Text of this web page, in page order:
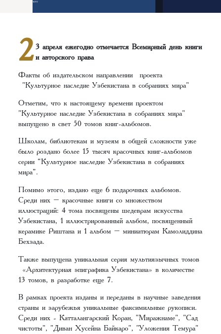
2 3 апреля ежегодно отмечается Всемирный день книги
и авторского права
Факты об издательском направлении проекта
"Культурное наследие Узбекистана в собраниях мира"
Отметим, что к настоящему времени проектом
"Культурное наследие Узбекистана в собраниях мира"
выпущено в свет 50 томов книг-альбомов.
Школам, библиотекам и музеям в общей сложности уже
было роздано более 15 тысяч красочных книг-альбомов
серии “Культурное наследие Узбекистана в собраниях
мира”.
Помимо этого, издано еще 6 подарочных альбомов.
Среди них – красочные книги со множеством
иллюстраций: 4 тома посвящены шедеврам искусства
Узбекистана, 1 иллюстрированный альбом, посвященный
керамике Риштана и 1 альбом – миниатюрам Камолиддина
Бехзада.
Также выпущена уникальная серия мультиязычных томов
«Архитектурная эпиграфика Узбекистана» в количестве
13 томов, в разработке еще 7.
В рамках проекта изданы и переданы в научные заведения
страны и зарубежья уникальные факсимильные рукописи.
Среди них - Катталангарский Коран, "Миражнаме", "Сад
чистоты", "Диван Хусейна Байкаро", "Уложения Темура"